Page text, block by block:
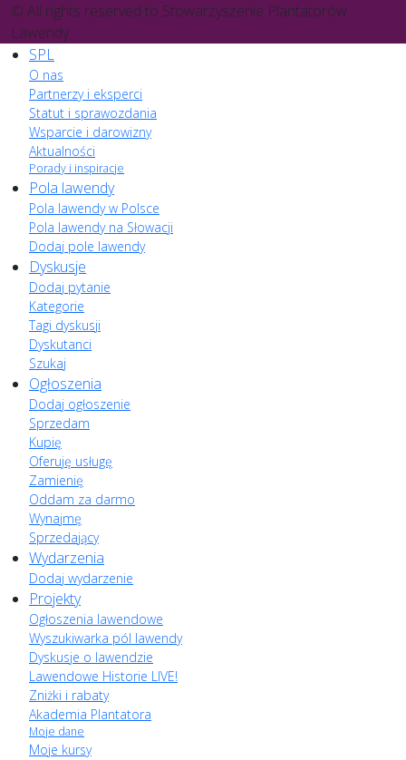
© All rights reserved to Stowarzyszenie Plantatorów
Lawendy
SPL
O nas
Partnerzy i eksperci
Statut i sprawozdania
Wsparcie i darowizny
Aktualności
Porady i inspiracje
Pola lawendy
Pola lawendy w Polsce
Pola lawendy na Słowacji
Dodaj pole lawendy
Dyskusje
Dodaj pytanie
Kategorie
Tagi dyskusji
Dyskutanci
Szukaj
Ogłoszenia
Dodaj ogłoszenie
Sprzedam
Kupię
Oferuję usługę
Zamienię
Oddam za darmo
Wynajmę
Sprzedający
Wydarzenia
Dodaj wydarzenie
Projekty
Ogłoszenia lawendowe
Wyszukiwarka pól lawendy
Dyskusje o lawendzie
Lawendowe Historie LIVE!
Zniżki i rabaty
Akademia Plantatora
Moje dane
Moje kursy